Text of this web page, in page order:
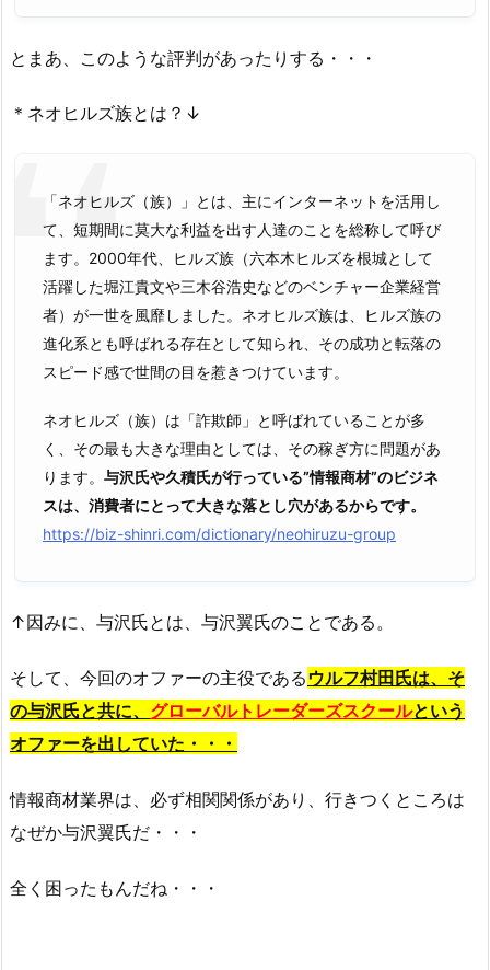
とまあ、このような評判があったりする・・・
＊ネオヒルズ族とは？↓
「ネオヒルズ（族）」とは、主にインターネットを活用し
て、短期間に莫大な利益を出す人達のことを総称して呼び
ます。2000年代、ヒルズ族（六本木ヒルズを根城として
活躍した堀江貴文や三木谷浩史などのベンチャー企業経営
者）が一世を風靡しました。ネオヒルズ族は、ヒルズ族の
進化系とも呼ばれる存在として知られ、その成功と転落の
スピード感で世間の目を惹きつけています。
ネオヒルズ（族）は「詐欺師」と呼ばれていることが多
く、その最も大きな理由としては、その稼ぎ方に問題があ
ります。 与沢氏や久積氏が行っている”情報商材”のビジネ
スは、消費者にとって大きな落とし穴があるからです。
https://biz-shinri.com/dictionary/neohiruzu-group
↑因みに、与沢氏とは、与沢翼氏のことである。
そして、今回のオファーの主役である ウルフ村田氏は、そ
の与沢氏と共に、 グローバルトレーダーズスクールという
オファーを出していた ・・・
情報商材業界は、必ず相関関係があり、行きつくところは
なぜか与沢翼氏だ・・・
全く困ったもんだね・・・